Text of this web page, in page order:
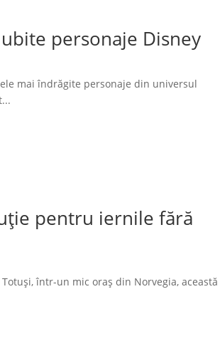
personaje Disney
mai îndrăgite personaje din universul
pentru iernile fără
într-un mic oraș din Norvegia, această